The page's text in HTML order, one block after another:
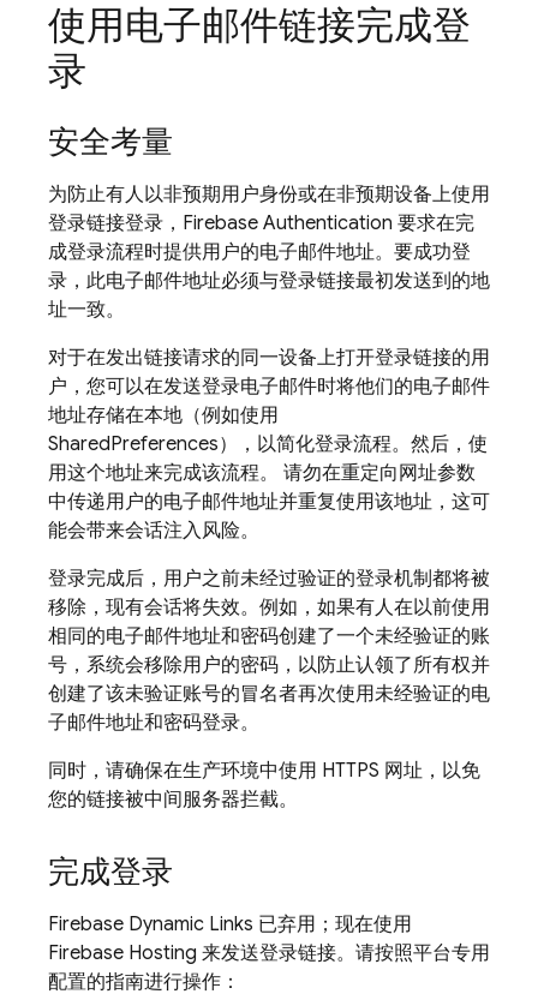
使用电子邮件链接完成登
录
安全考量
为防止有人以非预期用户身份或在非预期设备上使用
登录链接登录，Firebase Authentication 要求在完
成登录流程时提供用户的电子邮件地址。要成功登
录，此电子邮件地址必须与登录链接最初发送到的地
址一致。
对于在发出链接请求的同一设备上打开登录链接的用
户，您可以在发送登录电子邮件时将他们的电子邮件
地址存储在本地（例如使用
SharedPreferences），以简化登录流程。然后，使
用这个地址来完成该流程。 请勿在重定向网址参数
中传递用户的电子邮件地址并重复使用该地址，这可
能会带来会话注入风险。
登录完成后，用户之前未经过验证的登录机制都将被
移除，现有会话将失效。例如，如果有人在以前使用
相同的电子邮件地址和密码创建了一个未经验证的账
号，系统会移除用户的密码，以防止认领了所有权并
创建了该未验证账号的冒名者再次使用未经验证的电
子邮件地址和密码登录。
同时，请确保在生产环境中使用 HTTPS 网址，以免
您的链接被中间服务器拦截。
完成登录
Firebase Dynamic Links 已弃用；现在使用
Firebase Hosting 来发送登录链接。请按照平台专用
配置的指南进行操作：